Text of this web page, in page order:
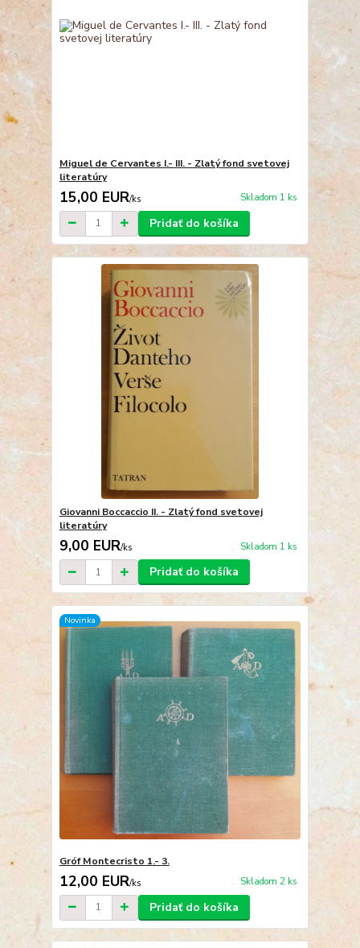
Miguel de Cervantes I.- III. - Zlatý fond svetovej
literatúry
15,00 EUR/ks Skladom 1 ks
Pridať do košíka
Giovanni Boccaccio II. - Zlatý fond svetovej
literatúry
9,00 EUR/ks Skladom 1 ks
Pridať do košíka
Novinka
Gróf Montecristo 1.- 3.
12,00 EUR/ks Skladom 2 ks
Pridať do košíka